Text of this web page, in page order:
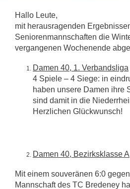
Hallo Leute,
mit herausragenden
Seniorenmannschaften die
vergangenen Wochenende
Damen 40, 1. Verbandsliga
4 Spiele – 4 Siege: in
haben unsere Damen ihre
sind damit in die
Herzlichen Glückwunsch!
Damen 40, Bezirksklasse A
Mit einem souveränen 6:0
Mannschaft des TC Bredeney